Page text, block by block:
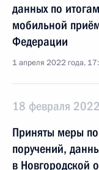
данных по
мобильной
Федерации
1 апреля 2022 года,
18 февраля
Приняты меры
поручений,
в Новгородской